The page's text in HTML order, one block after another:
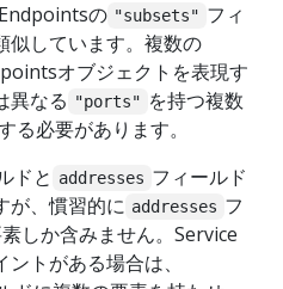
の "subsets" フィ
似しています。複数の
オブジェクトを表現す
異なる "ports" を持つ複数
必要があります。
ドと addresses フィールド
が、慣習的に addresses フ
しか含みません。Service
トがある場合は、